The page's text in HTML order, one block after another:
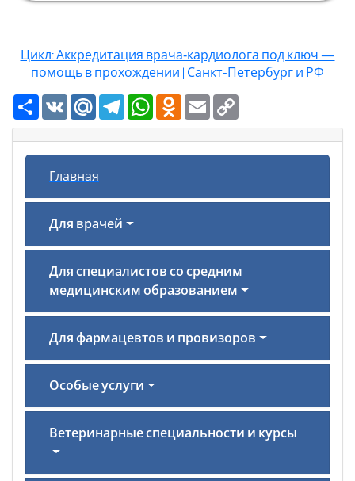
Цикл: Аккредитация врача‑кардиолога под ключ —
помощь в прохождении | Санкт-Петербург и РФ
Ресурс
VK Mail.RuTelegramWhatsAppOdnoklassniki
Email
Главная
Для врачей
Для специалистов со средним
медицинским образованием
Для фармацевтов и провизоров
Особые услуги
Ветеринарные специальности и курсы